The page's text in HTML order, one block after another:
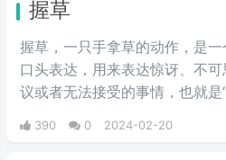
握草
握草，一只手拿草的动作，是一
口头表达，用来表达惊讶、不可
议或者无法接受的事情，也就是
390 0 2024-02-20